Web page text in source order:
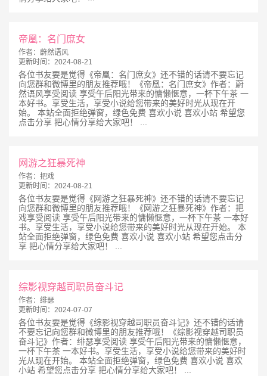
帝凰：名门庶女
作者： 蔚然语风
更新时间： 2024-08-21
各位书友要是觉得《帝凰：名门庶女》还不错的话请不要忘记
向您群和微博里的朋友推荐哦！《帝凰：名门庶女》作者：蔚
然语风享受阅读 享受午后阳光带来的慵懒惬意，一杯下午茶 一
本好书。享受生活，享受小说给您带来的美好时光从现在开
始。 本站全面拒绝弹窗，绿色免费 喜欢小说 喜欢小站 希望您
点击分享 把心情分享给大家吧！ ...
网游之狂暴死神
作者： 把戏
更新时间： 2024-08-21
各位书友要是觉得《网游之狂暴死神》还不错的话请不要忘记
向您群和微博里的朋友推荐哦！《网游之狂暴死神》作者：把
戏享受阅读 享受午后阳光带来的慵懒惬意，一杯下午茶 一本好
书。享受生活，享受小说给您带来的美好时光从现在开始。 本
站全面拒绝弹窗，绿色免费 喜欢小说 喜欢小站 希望您点击分
享 把心情分享给大家吧！ ...
综影视穿越司职员奋斗记
作者： 绯瑟
更新时间： 2024-07-07
各位书友要是觉得《综影视穿越司职员奋斗记》还不错的话请
不要忘记向您群和微博里的朋友推荐哦！《综影视穿越司职员
奋斗记》作者：绯瑟享受阅读 享受午后阳光带来的慵懒惬意，
一杯下午茶 一本好书。享受生活，享受小说给您带来的美好时
光从现在开始。 本站全面拒绝弹窗，绿色免费 喜欢小说 喜欢
小站 希望您点击分享 把心情分享给大家吧！ ...